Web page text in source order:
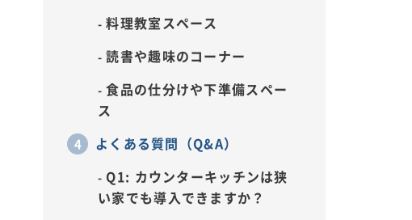
料理教室スペース
読書や趣味のコーナー
食品の仕分けや下準備スペー
ス
よくある質問（Q&A）
Q1: カウンターキッチンは狭
い家でも導入できますか？